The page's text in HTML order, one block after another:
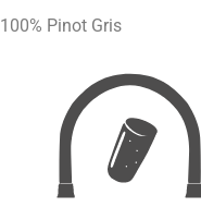
100% Pinot Gris